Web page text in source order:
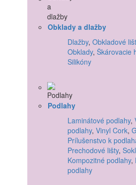
Obklady a dlažby
Dlažby, Obkladové
Obklady, Škárovacie
Silikóny
Podlahy
Laminátové podlahy,
podlahy, Vinyl Cork,
Prílušenstvo k
Prechodové lišty,
Kompozitné podlahy,
podlahy